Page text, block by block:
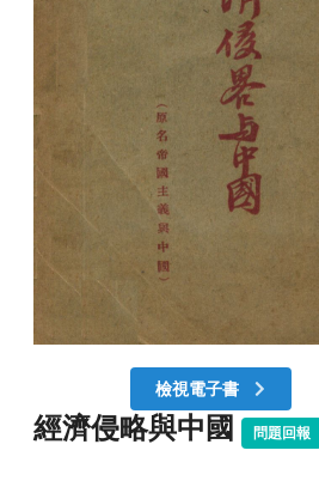
檢視電子書
經濟侵略與中國 問題回報